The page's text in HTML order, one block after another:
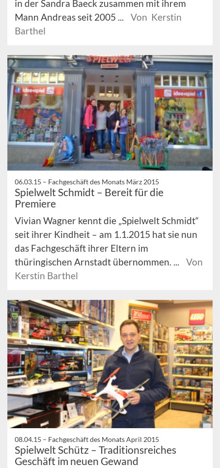
in der Sandra Baeck zusammen mit ihrem
Mann Andreas seit 2005 ...
Von Kerstin
Barthel
06.03.15 – Fachgeschäft des Monats März 2015
Spielwelt Schmidt – Bereit für die
Premiere
Vivian Wagner kennt die „Spielwelt Schmidt“
seit ihrer Kindheit – am 1.1.2015 hat sie nun
das Fachgeschäft ihrer Eltern im
thüringischen Arnstadt übernommen. ...
Von
Kerstin Barthel
08.04.15 – Fachgeschäft des Monats April 2015
Spielwelt Schütz – Traditionsreiches
Geschäft im neuen Gewand